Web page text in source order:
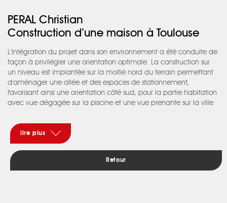
PERAL Christian
Construction d’une maison à Toulouse
L'intégration du projet dans son environnement a été conduite de
façon à privilégier une orientation optimale. La construction sur
un niveau est implantée sur la moitié nord du terrain permettant
d'aménager une allée et des espaces de stationnement,
favorisant ainsi une orientation côté sud, pour la partie habitation
avec vue dégagée sur la piscine et une vue prenante sur la ville
prédominance d’une toiture à deux pans formant auvent en leur
extrémité. Cette configuration permet de créer des espaces
extérieurs protégés tout en conservant la lumière naturelle. Le
jardin japonais sur l’entrée dégage une ambiance zen, reflétant
l’art de vivre des propriétaires. A l’intérieur, la lumière est
lire plus
Retour